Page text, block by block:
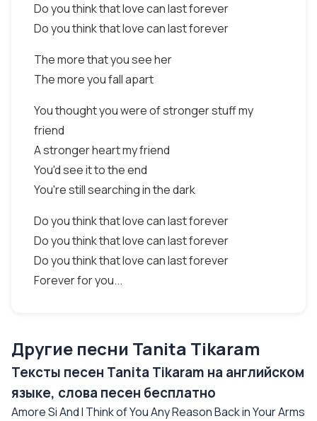
Do you think that love can last forever
Do you think that love can last forever
The more that you see her
The more you fall apart
You thought you were of stronger stuff my
friend
A stronger heart my friend
You'd see it to the end
You're still searching in the dark
Do you think that love can last forever
Do you think that love can last forever
Do you think that love can last forever
Forever for you...
Другие песни Tanita Tikaram
Тексты песен Tanita Tikaram на английском
языке, слова песен бесплатно
Amore Si And I Think of You Any Reason Back in Your Arms